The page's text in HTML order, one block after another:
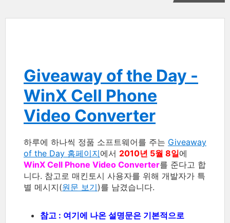
Giveaway of the Day -
WinX Cell Phone
Video Converter
하루에 하나씩 정품 소프트웨어를 주는 Giveaway
of the Day 홈페이지에서 2010년 5월 8일에
WinX Cell Phone Video Converter를 준다고 합
니다. 참고로 매킨토시 사용자를 위해 개발자가 특
별 메시지(원문 보기)를 남겼습니다.
참고 : 여기에 나온 설명문은 기본적으로